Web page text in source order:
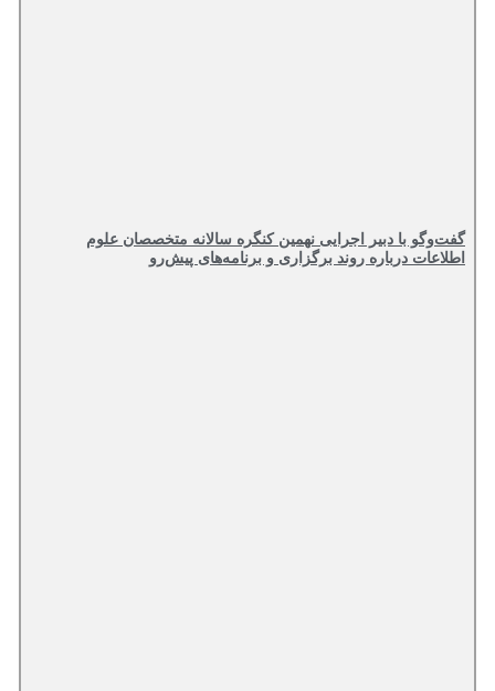
گفت‌وگو با دبیر اجرایی نهمین کنگره سالانه متخصصان علوم
اطلاعات درباره روند برگزاری و برنامه‌های پیش‌رو